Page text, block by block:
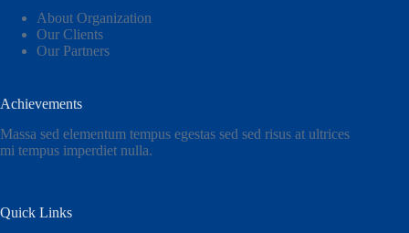
About Organization
Our Clients
Our Partners
Achievements
Massa sed elementum tempus egestas sed sed risus at ultrices
mi tempus imperdiet nulla.
Quick Links